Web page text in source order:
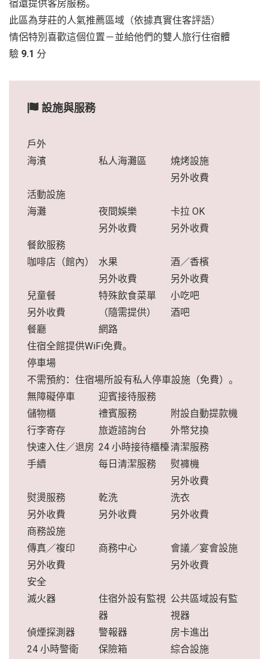
宿還提供客房服務。
此區為芽莊的人氣推薦區域（依據真實住客評語）
情侶特別喜歡這個位置－並給他們的雙人旅行住宿體
驗 9.1 分
設施與服務
戶外
海濱
私人海灘區
燒烤設施
另外收費
活動設施
海灘
夜間娛樂
另外收費
卡拉 OK
另外收費
餐飲服務
咖啡店（館內）
水果
另外收費
酒／香檳
另外收費
兒童餐
另外收費
特殊飲食菜單
（隨需提供）
小吃吧
酒吧
餐廳
網路
住宿全館提供WiFi免費。
停車場
不需預約：住宿場所設有私人停車設施（免費）。
無障礙停車
迎賓接待服務
儲物櫃
禮賓服務
附設自動提款機
行李寄存
旅遊諮詢台
外幣兌換
快速入住／退房
手續
24 小時接待櫃檯清潔服務
每日清潔服務
熨褲機
另外收費
熨燙服務
另外收費
乾洗
另外收費
洗衣
另外收費
商務設施
傳真／複印
另外收費
商務中心
會議／宴會設施
另外收費
安全
滅火器
住宿外設有監視
器
公共區域設有監
視器
偵煙探測器
警報器
房卡進出
24 小時警衛
保險箱
綜合設施